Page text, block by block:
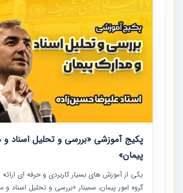
پکیج آموزشی «بررسی و تحلیل اسناد و
پیمان»
یکی از آموزش‏‏‏‏‏‏ های بسیار کاربردی و حرفه‏ ای
گروه امور پیمان، سمینار «بررسی و تحلیل اسناد و